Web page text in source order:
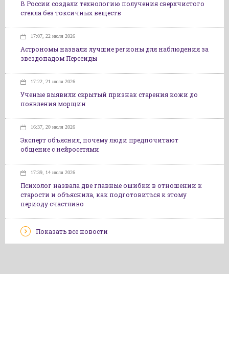
В России создали технологию получения сверхчистого
стекла без токсичных веществ
17:07, 22 июля 2026
Астрономы назвали лучшие регионы для наблюдения за
звездопадом Персеиды
17:22, 21 июля 2026
Ученые выявили скрытый признак старения кожи до
появления морщин
16:37, 20 июля 2026
Эксперт объяснил, почему люди предпочитают
общение с нейросетями
17:39, 14 июля 2026
Психолог назвала две главные ошибки в отношении к
старости и объяснила, как подготовиться к этому
периоду счастливо
Показать все новости